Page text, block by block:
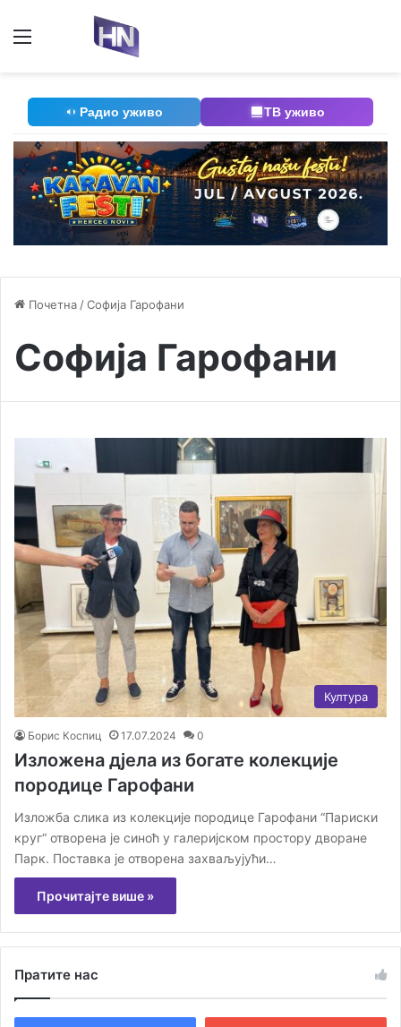
Радио уживо ТВ уживо
Почетна /Софија Гарофани
Софија Гарофани
Култура
Борис Коспиц 17.07.2024 0
Изложена дјела из богате колекције
породице Гарофани
Изложба слика из колекције породице Гарофани “Париски
круг“ отворена је синоћ у галеријском простору дворане
Парк. Поставка је отворена захваљујући…
Прочитајте више »
Пратите нас